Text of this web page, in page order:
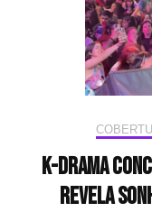
K-Drama
revela